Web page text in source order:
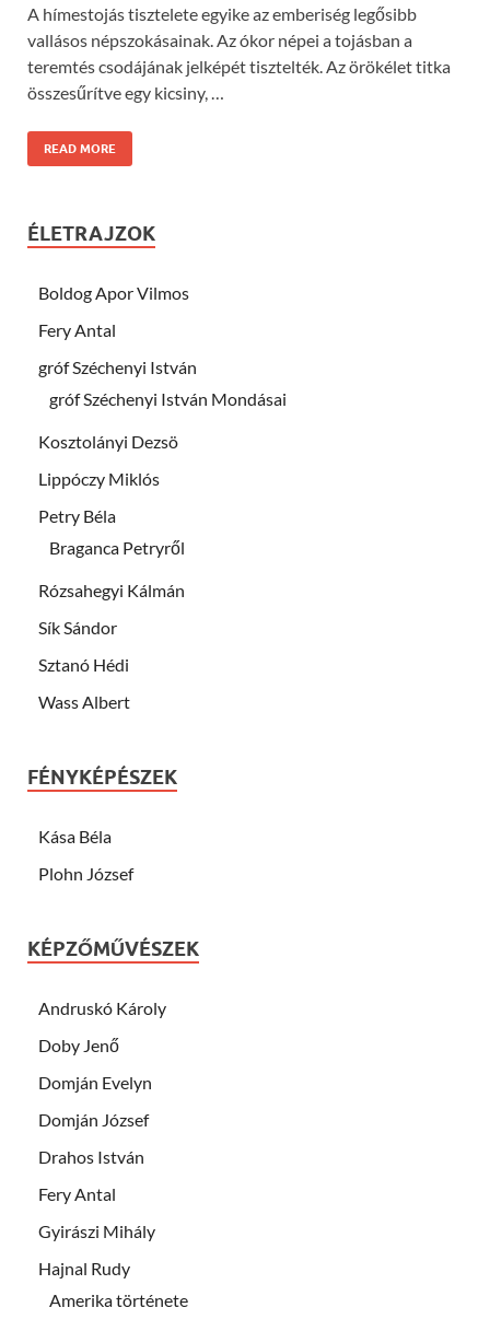
A hímestojás tisztelete egyike az emberiség legősibb
vallásos népszokásainak. Az ókor népei a tojásban a
teremtés csodájának jelképét tisztelték. Az örökélet titka
összesűrítve egy kicsiny, …
READ MORE
ÉLETRAJZOK
Boldog Apor Vilmos
Fery Antal
gróf Széchenyi István
gróf Széchenyi István Mondásai
Kosztolányi Dezsö
Lippóczy Miklós
Petry Béla
Braganca Petryről
Rózsahegyi Kálmán
Sík Sándor
Sztanó Hédi
Wass Albert
FÉNYKÉPÉSZEK
Kása Béla
Plohn József
KÉPZŐMŰVÉSZEK
Andruskó Károly
Doby Jenő
Domján Evelyn
Domján József
Drahos István
Fery Antal
Gyirászi Mihály
Hajnal Rudy
Amerika története